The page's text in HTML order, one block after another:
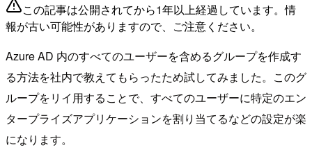
この記事は公開されてから1年以上経過しています。情
報が古い可能性がありますので、ご注意ください。
Azure AD 内のすべてのユーザーを含めるグループを作成す
る方法を社内で教えてもらったため試してみました。このグ
ループをリイ用することで、すべてのユーザーに特定のエン
タープライズアプリケーションを割り当てるなどの設定が楽
になります。